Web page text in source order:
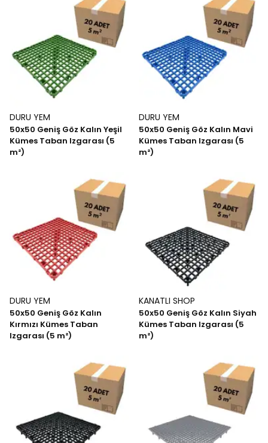
DURU YEM
50x50 Geniş Göz Kalın Yeşil
Kümes Taban Izgarası (5
m²)
DURU YEM
50x50 Geniş Göz Kalın Mavi
Kümes Taban Izgarası (5
m²)
DURU YEM
50x50 Geniş Göz Kalın
Kırmızı Kümes Taban
Izgarası (5 m²)
KANATLI SHOP
50x50 Geniş Göz Kalın Siyah
Kümes Taban Izgarası (5
m²)